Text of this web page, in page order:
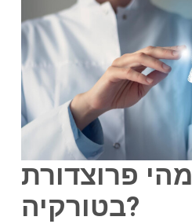
מהי פרוצדורת DOR
בטורקיה?